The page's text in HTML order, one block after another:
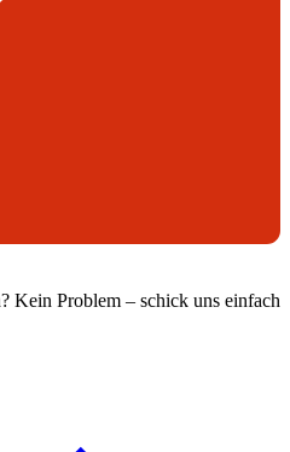
Kein Problem – schick uns einfach